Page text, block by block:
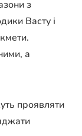
з
Васту і
а
проявляти